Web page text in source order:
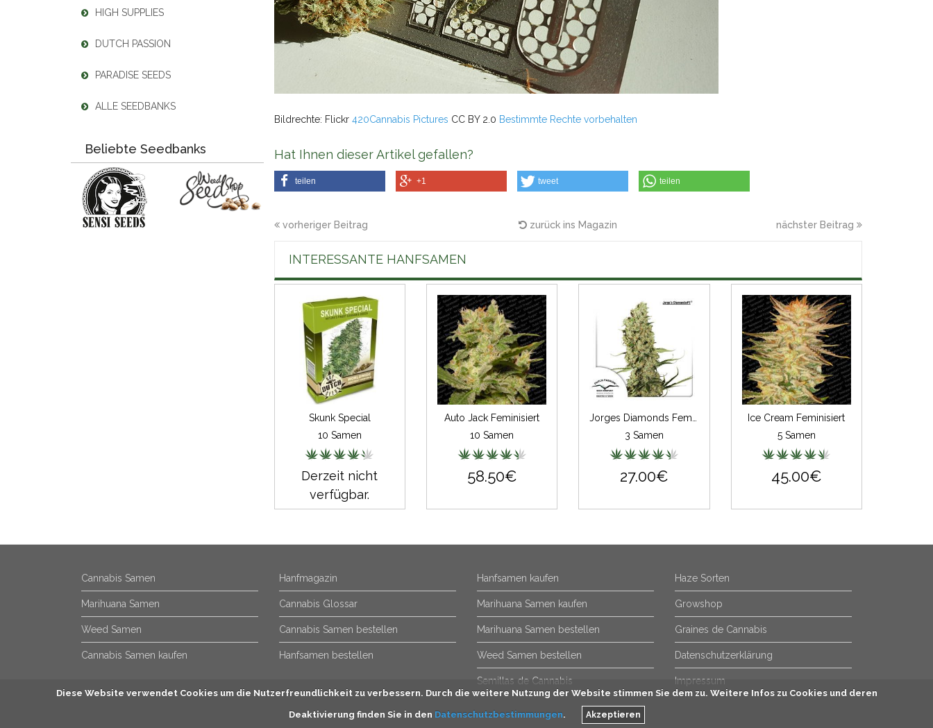
HIGH SUPPLIES
DUTCH PASSION
PARADISE SEEDS
ALLE SEEDBANKS
Beliebte Seedbanks
Bildrechte: Flickr 420Cannabis Pictures CC BY 2.0 Bestimmte Rechte vorbehalten
Hat Ihnen dieser Artikel gefallen?
teilen +1 tweet teilen
vorheriger Beitrag zurück ins Magazin nächster Beitrag
INTERESSANTE HANFSAMEN
Skunk Special
10 Samen
Derzeit nicht
verfügbar.
Auto Jack Feminisiert
10 Samen
58.50€
3 Samen
27.00€
Ice Cream Feminisiert
5 Samen
45.00€
Cannabis Samen
Marihuana Samen
Weed Samen
Cannabis Samen kaufen
Hanfmagazin
Cannabis Glossar
Cannabis Samen bestellen
Hanfsamen bestellen
Hanfsamen kaufen
Marihuana Samen kaufen
Marihuana Samen bestellen
Weed Samen bestellen
Semillas de Cannabis
Haze Sorten
Growshop
Graines de Cannabis
Datenschutzerklärung
Impressum
Diese Website verwendet Cookies um die Nutzerfreundlichkeit zu verbessern. Durch die weitere Nutzung der Website stimmen Sie dem zu. Weitere Infos zu Cookies und deren
Deaktivierung finden Sie in den Datenschutzbestimmungen. Akzeptieren